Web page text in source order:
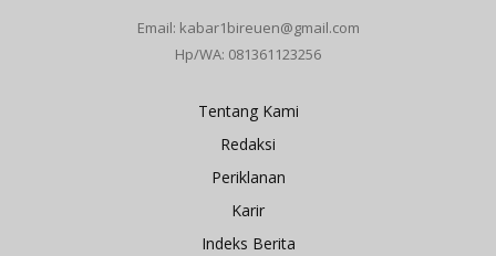
Email: kabar1bireuen@gmail.com
Hp/WA: 081361123256
Tentang Kami
Redaksi
Periklanan
Karir
Indeks Berita